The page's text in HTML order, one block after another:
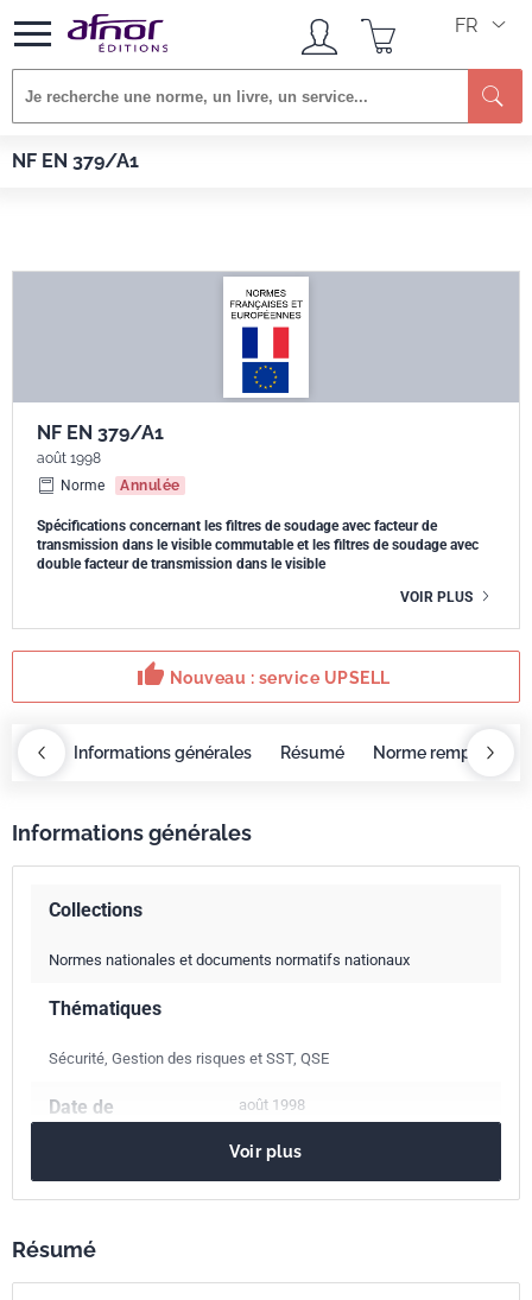
FR
NF EN 379/A1
Afnor EDITIONS Normes
NF EN 379/A1
août 1998
Norme
Annulée
Spécifications concernant les filtres de soudage avec facteur de
transmission dans le visible commutable et les filtres de soudage avec
double facteur de transmission dans le visible
VOIR PLUS
thumb_up Nouveau : service UPSELL
Informations générales Résumé Norme remplacée
Informations générales
Collections
Normes nationales et documents normatifs nationaux
Thématiques
Sécurité, Gestion des risques et SST, QSE
Date de
août 1998
Nombre de pages 6 p.
Référence
Voir plus
Résumé